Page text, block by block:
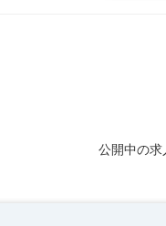
公開中の求